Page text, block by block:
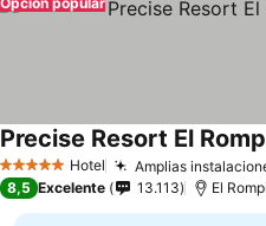
5 Estrellas Hotel Amplias
Precise Resort El
8,5 Excelente 13.113 El